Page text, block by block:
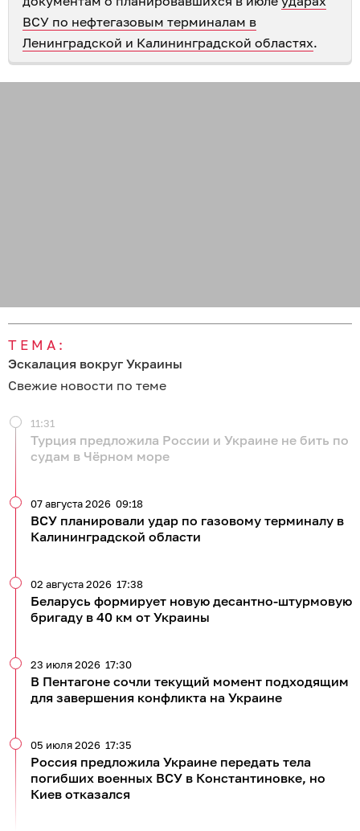
ВСУ по нефтегазовым терминалам в
Ленинградской и Калининградской областях.
ТЕМА:
Эскалация вокруг Украины
Свежие новости по теме
Турция предложила России и Украине не бить по
судам в Чёрном море
11:31
ВСУ планировали удар по газовому терминалу в
Калининградской области
07 августа 2026 09:18
Беларусь формирует новую десантно-штурмовую
бригаду в 40 км от Украины
02 августа 2026 17:38
В Пентагоне сочли текущий момент подходящим
для завершения конфликта на Украине
23 июля 2026 17:30
Россия предложила Украине передать тела
погибших военных ВСУ в Константиновке, но
Киев отказался
05 июля 2026 17:35